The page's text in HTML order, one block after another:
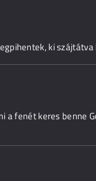
ki szájtátva
a fenét keres benne